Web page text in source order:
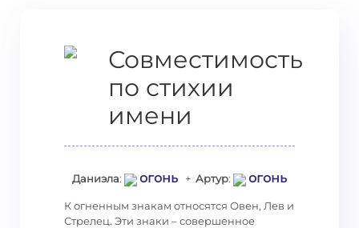
Совместимость
по стихии
имени
Даниэла: огонь + Артур: огонь
К огненным знакам относятся Овен, Лев и
Стрелец. Эти знаки – совершенное